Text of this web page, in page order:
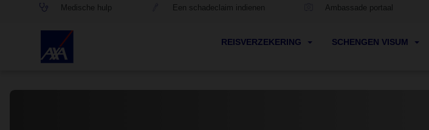
Medische hulp Een schadeclaim indienen Ambassade portaal
REISVERZEKERING SCHENGEN VISUM